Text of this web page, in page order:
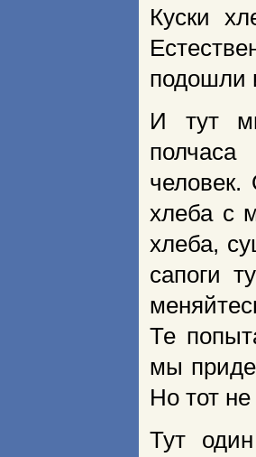
Куски
подошли
И тут
хлеба с
хлеба,
сапоги
Те
мы
Но тот не
Тут